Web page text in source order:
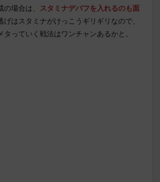
場合は、
スタミナデバフを入れるのも面
げはスタミナがけっこうギリギリなので、
タっていく戦法はワンチャンあるかと。